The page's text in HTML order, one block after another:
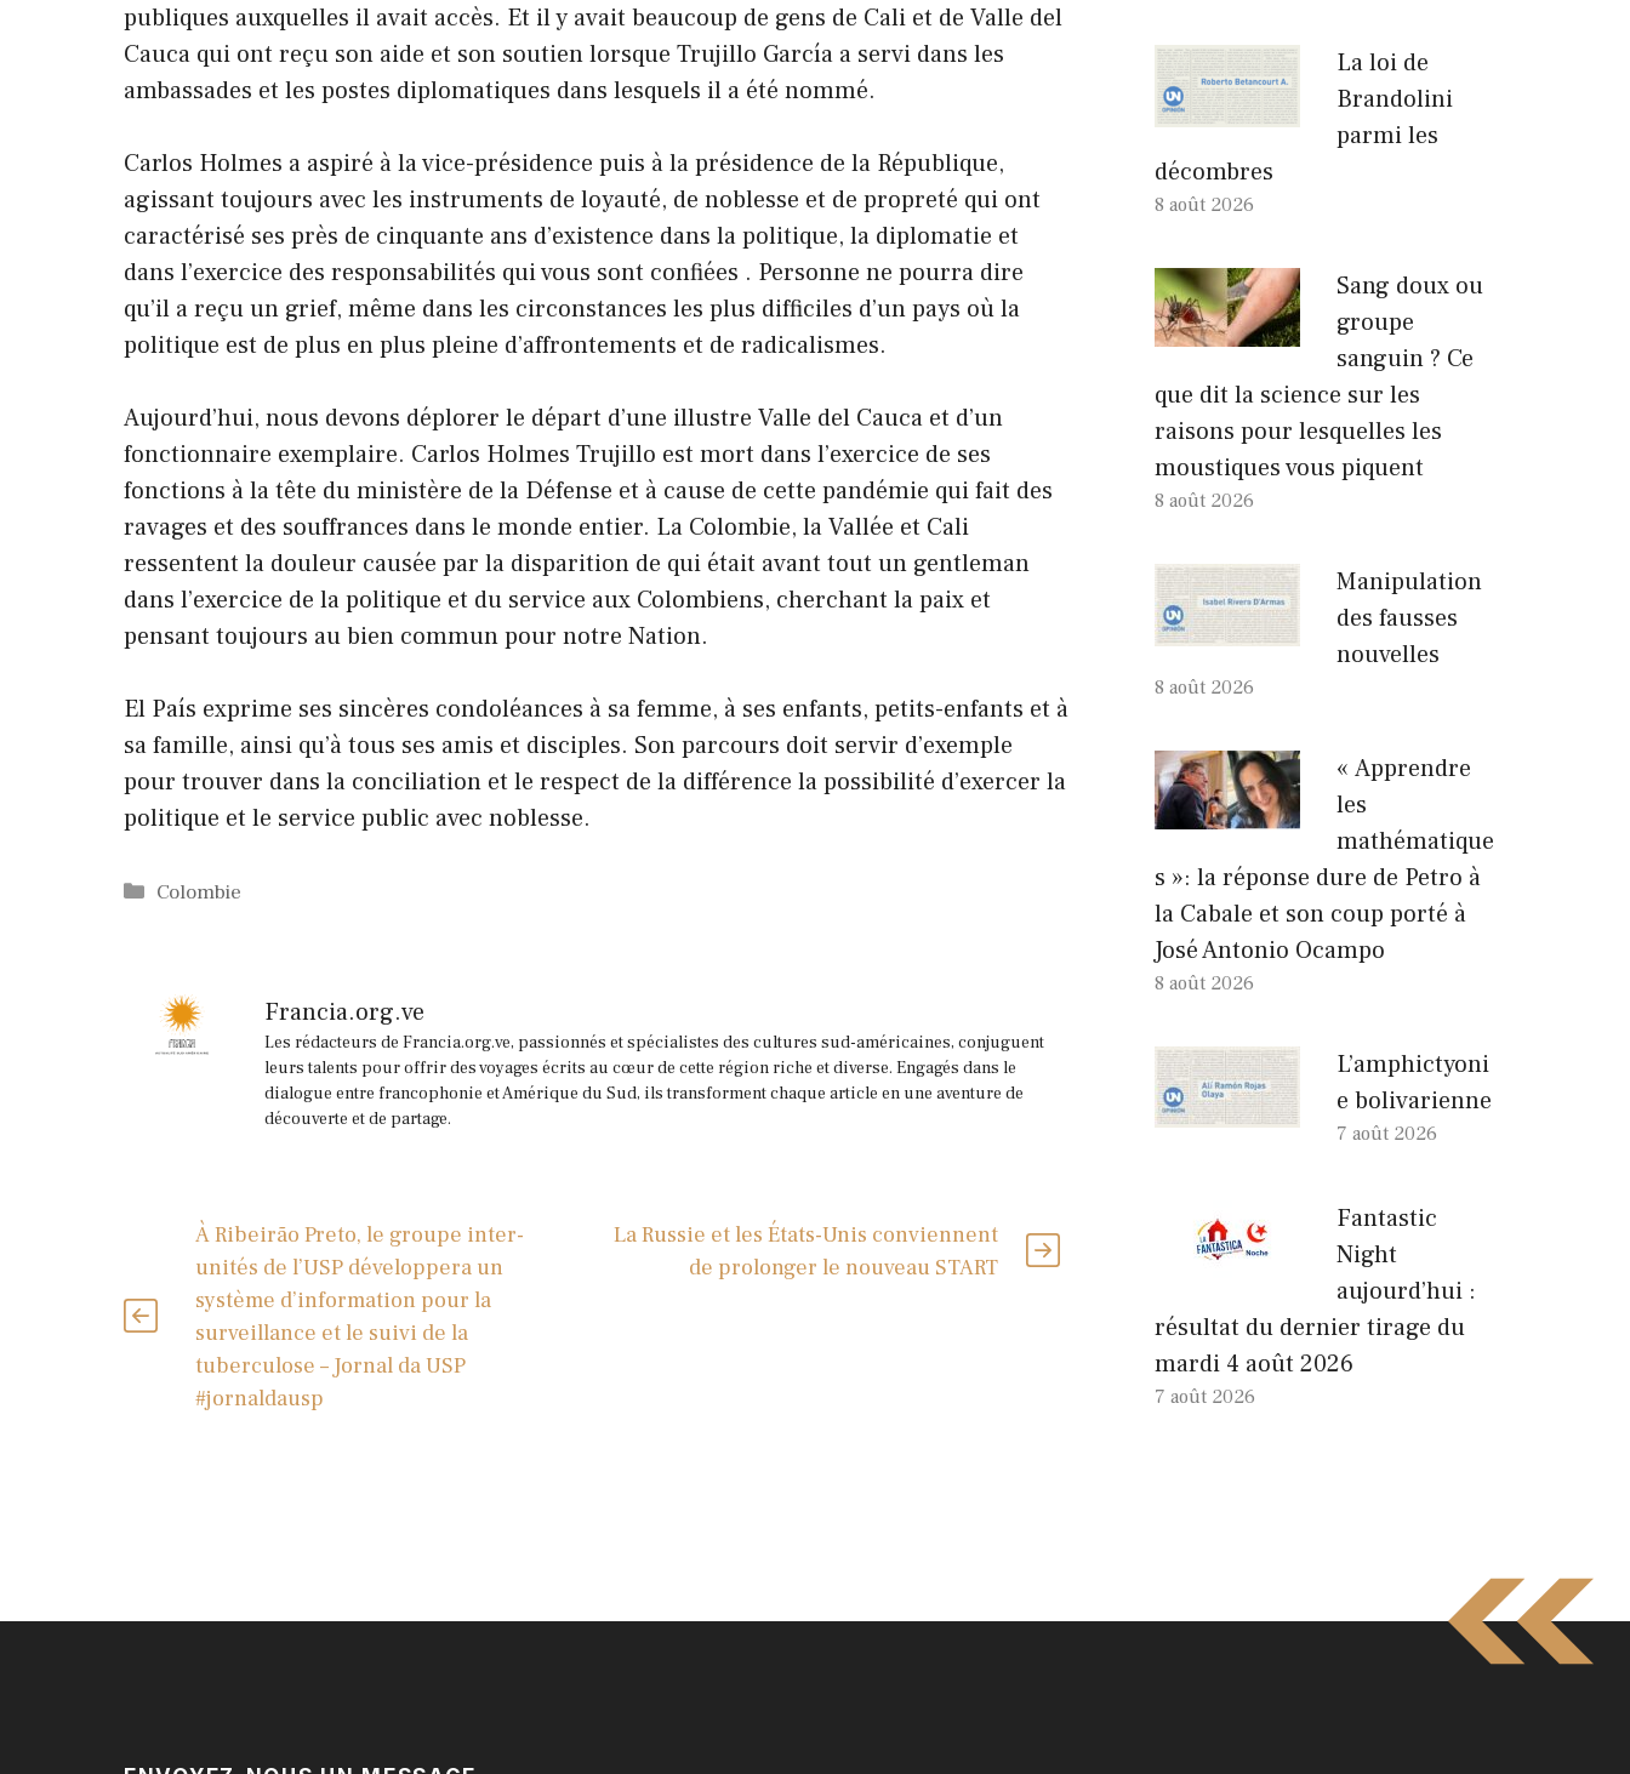
publiques auxquelles il avait accès. Et il y avait beaucoup de gens de Cali et de Valle del
Cauca qui ont reçu son aide et son soutien lorsque Trujillo García a servi dans les
ambassades et les postes diplomatiques dans lesquels il a été nommé.
Carlos Holmes a aspiré à la vice-présidence puis à la présidence de la République,
agissant toujours avec les instruments de loyauté, de noblesse et de propreté qui ont
caractérisé ses près de cinquante ans d’existence dans la politique, la diplomatie et
dans l’exercice des responsabilités qui vous sont confiées . Personne ne pourra dire
qu’il a reçu un grief, même dans les circonstances les plus difficiles d’un pays où la
politique est de plus en plus pleine d’affrontements et de radicalismes.
Aujourd’hui, nous devons déplorer le départ d’une illustre Valle del Cauca et d’un
fonctionnaire exemplaire. Carlos Holmes Trujillo est mort dans l’exercice de ses
fonctions à la tête du ministère de la Défense et à cause de cette pandémie qui fait des
ravages et des souffrances dans le monde entier. La Colombie, la Vallée et Cali
ressentent la douleur causée par la disparition de qui était avant tout un gentleman
dans l’exercice de la politique et du service aux Colombiens, cherchant la paix et
pensant toujours au bien commun pour notre Nation.
El País exprime ses sincères condoléances à sa femme, à ses enfants, petits-enfants et à
sa famille, ainsi qu’à tous ses amis et disciples. Son parcours doit servir d’exemple
pour trouver dans la conciliation et le respect de la différence la possibilité d’exercer la
politique et le service public avec noblesse.
Catégories
Colombie
Francia.org.ve
Les rédacteurs de Francia.org.ve, passionnés et spécialistes des cultures sud-américaines, conjuguent
leurs talents pour offrir des voyages écrits au cœur de cette région riche et diverse. Engagés dans le
dialogue entre francophonie et Amérique du Sud, ils transforment chaque article en une aventure de
découverte et de partage.
À Ribeirão Preto, le groupe inter-
unités de l’USP développera un
système d’information pour la
surveillance et le suivi de la
tuberculose – Jornal da USP
#jornaldausp
La Russie et les États-Unis conviennent
de prolonger le nouveau START
La loi de
Brandolini
parmi les
décombres
8 août 2026
Sang doux ou
groupe
sanguin ? Ce
que dit la science sur les
raisons pour lesquelles les
moustiques vous piquent
8 août 2026
Manipulation
des fausses
nouvelles
8 août 2026
« Apprendre
les
mathématique
s »: la réponse dure de Petro à
la Cabale et son coup porté à
José Antonio Ocampo
8 août 2026
L’amphictyoni
e bolivarienne
7 août 2026
Fantastic
Night
aujourd’hui :
résultat du dernier tirage du
mardi 4 août 2026
7 août 2026